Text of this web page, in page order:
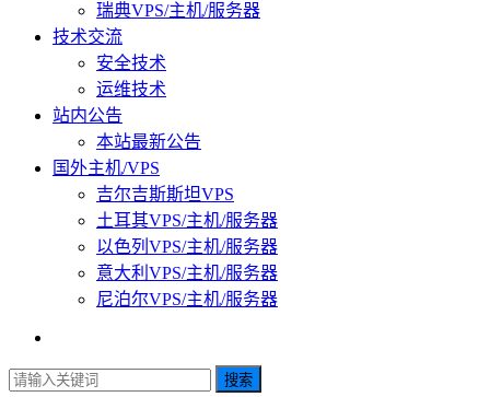
瑞典VPS/主机/服务器
技术交流
安全技术
运维技术
站内公告
本站最新公告
国外主机/VPS
吉尔吉斯斯坦VPS
土耳其VPS/主机/服务器
以色列VPS/主机/服务器
意大利VPS/主机/服务器
尼泊尔VPS/主机/服务器
搜索